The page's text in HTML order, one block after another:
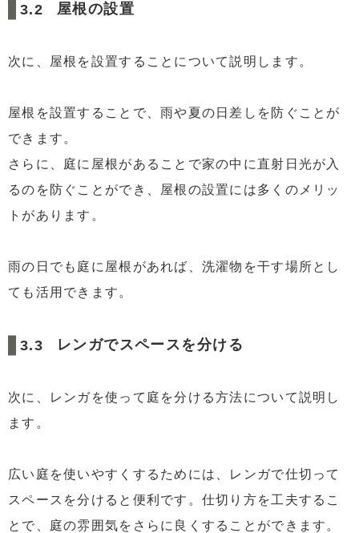
屋根の設置
次に、屋根を設置することについて説明します。
屋根を設置することで、雨や夏の日差しを防ぐことが
できます。
さらに、庭に屋根があることで家の中に直射日光が入
るのを防ぐことができ、屋根の設置には多くのメリッ
トがあります。
雨の日でも庭に屋根があれば、洗濯物を干す場所とし
ても活用できます。
レンガでスペースを分ける
次に、レンガを使って庭を分ける方法について説明し
ます。
広い庭を使いやすくするためには、レンガで仕切って
スペースを分けると便利です。仕切り方を工夫するこ
とで、庭の雰囲気をさらに良くすることができます。